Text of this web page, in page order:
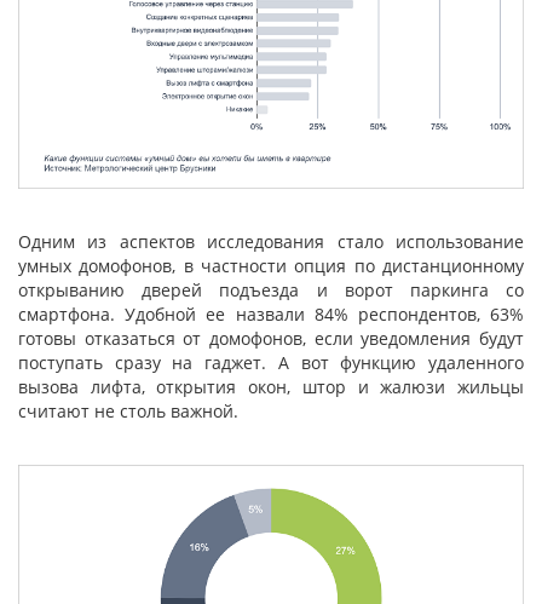
Одним из аспектов исследования стало использование
умных домофонов, в частности опция по дистанционному
открыванию дверей подъезда и ворот паркинга со
смартфона. Удобной ее назвали 84% респондентов, 63%
готовы отказаться от домофонов, если уведомления будут
поступать сразу на гаджет. А вот функцию удаленного
вызова лифта, открытия окон, штор и жалюзи жильцы
считают не столь важной.